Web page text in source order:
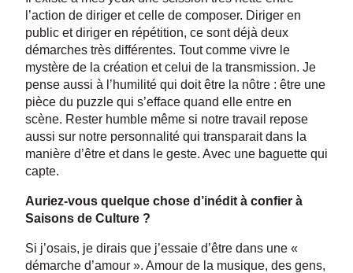
l’action de diriger et celle de composer. Diriger en
public et diriger en répétition, ce sont déjà deux
démarches très différentes. Tout comme vivre le
mystère de la création et celui de la transmission. Je
pense aussi à l’humilité qui doit être la nôtre : être une
pièce du puzzle qui s’efface quand elle entre en
scène. Rester humble même si notre travail repose
aussi sur notre personnalité qui transparait dans la
manière d’être et dans le geste. Avec une baguette qui
capte.
Auriez-vous quelque chose d’inédit à confier à
Saisons de Culture ?
Si j’osais, je dirais que j’essaie d’être dans une «
démarche d’amour ». Amour de la musique, des gens,